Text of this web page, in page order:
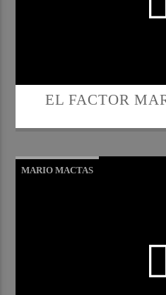
EL FACTOR
MARIO MACTAS